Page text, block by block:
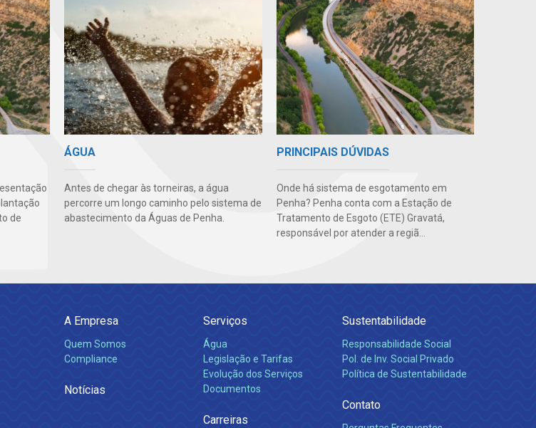
de
ÁGUA
Antes de chegar às torneiras, a água
percorre um longo caminho pelo sistema de
abastecimento da Águas de Penha.
PRINCIPAIS DÚVIDAS
Onde há sistema de esgotamento em
Penha? Penha conta com a Estação de
Tratamento de Esgoto (ETE) Gravatá,
responsável por atender a regiã...
A Empresa
Quem Somos
Compliance
Notícias
Serviços
Água
Legislação e Tarifas
Evolução dos Serviços
Documentos
Carreiras
Sustentabilidade
Responsabilidade Social
Pol. de Inv. Social Privado
Política de Sustentabilidade
Contato